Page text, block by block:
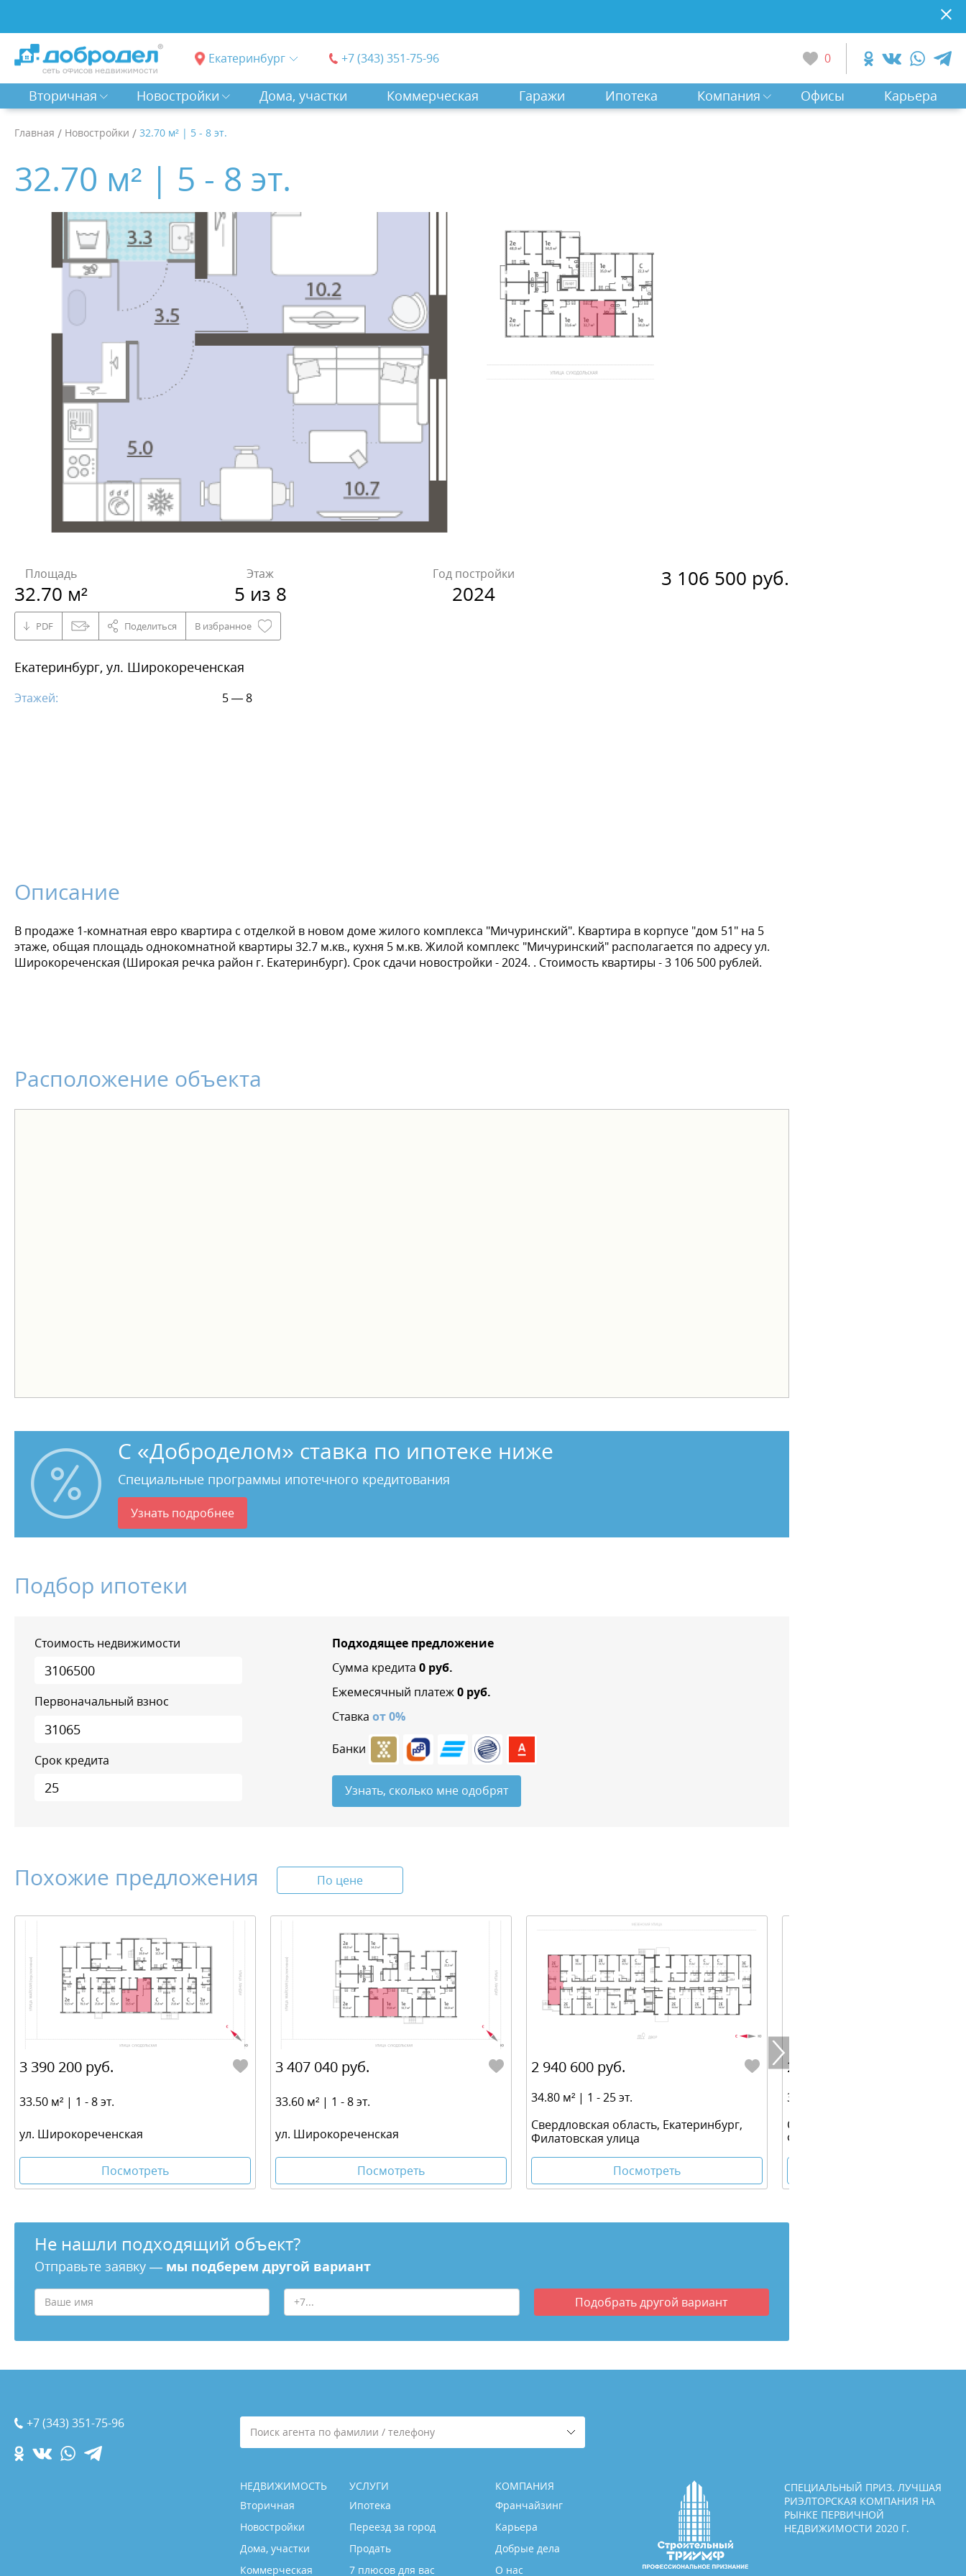
Екатеринбург +7 (343) 351-75-96 0
Вторичная Новостройки Дома, участки Коммерческая Гаражи Ипотека Компания Офисы Карьера
Главная / Новостройки / 32.70 м² | 5 - 8 эт.
32.70 м² | 5 - 8 эт.
Площадь
32.70 м²
Этаж
5 из 8
Год постройки
2024
3 106 500 руб.
PDF Поделиться В избранное
Екатеринбург, ул. Широкореченская
Этажей: 5 — 8
Описание
В продаже 1-комнатная евро квартира с отделкой в новом доме жилого комплекса "Мичуринский". Квартира в корпусе "дом 51" на 5
этаже, общая площадь однокомнатной квартиры 32.7 м.кв., кухня 5 м.кв. Жилой комплекс "Мичуринский" располагается по адресу ул.
Широкореченская (Широкая речка район г. Екатеринбург). Срок сдачи новостройки - 2024. . Стоимость квартиры - 3 106 500 рублей.
Расположение объекта
С «Доброделом» ставка по ипотеке ниже
Специальные программы ипотечного кредитования
Узнать подробнее
Подбор ипотеки
Стоимость недвижимости
Первоначальный взнос
Срок кредита
Подходящее предложение
Сумма кредита 0 руб.
Ежемесячный платеж 0 руб.
Ставка от0%
Банки
Узнать, сколько мне одобрят
Похожие предложения По цене
3 390 200 руб.
33.50 м² | 1 - 8 эт.
ул. Широкореченская
Посмотреть
3 407 040 руб.
33.60 м² | 1 - 8 эт.
ул. Широкореченская
Посмотреть
2 940 600 руб.
34.80 м² | 1 - 25 эт.
Свердловская область, Екатеринбург,
Филатовская улица
Посмотреть
2 820 800 руб.
34.40 м² | 1 - 25 эт.
Свердловская область,
Филатовская улица
Не нашли подходящий объект?
Отправьте заявку — мы подберем другой вариант
Подобратьдругой вариант
+7 (343) 351-75-96
Поиск агента по фамилии / телефону
НЕДВИЖИМОСТЬ
Вторичная
Новостройки
Дома, участки
Коммерческая
УСЛУГИ
Ипотека
Переезд за город
Продать
7 плюсов для вас
КОМПАНИЯ
Франчайзинг
Карьера
Добрые дела
О нас
СПЕЦИАЛЬНЫЙ ПРИЗ. ЛУЧШАЯ
РИЭЛТОРСКАЯ КОМПАНИЯ НА
РЫНКЕ ПЕРВИЧНОЙ
НЕДВИЖИМОСТИ 2020 Г.